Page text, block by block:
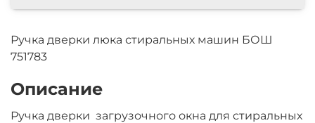
Ручка дверки люка стиральных машин БОШ
751783
Описание
Ручка дверки загрузочного окна для стиральных